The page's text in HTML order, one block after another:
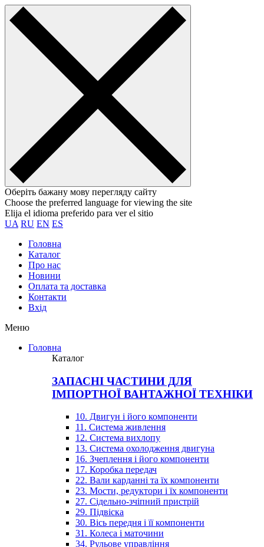
Оберіть бажану мову перегляду сайту
Choose the preferred language for viewing the site
Elija el idioma preferido para ver el sitio
UA RU EN ES
Головна
Каталог
Про нас
Новини
Оплата та доставка
Контакти
Вхiд
Меню
Головна
Каталог
ЗАПАСНІ ЧАСТИНИ ДЛЯ
ІМПОРТНОЇ ВАНТАЖНОЇ ТЕХНІКИ
10. Двигун і його компоненти
11. Система живлення
12. Система вихлопу
13. Система охолодження двигуна
16. Зчеплення і його компоненти
17. Коробка передач
22. Вали карданні та їх компоненти
23. Мости, редуктори і їх компоненти
27. Сідельно-зчіпний пристрій
29. Підвіска
30. Вісь передня і її компоненти
31. Колеса і маточини
34. Рульове управління